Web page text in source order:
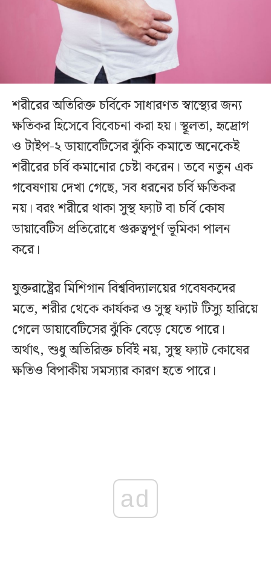
শরীরের অতিরিক্ত চর্বিকে সাধারণত স্বাস্থ্যের জন্য
ক্ষতিকর হিসেবে বিবেচনা করা হয়। স্থূলতা, হৃদ্রোগ
ও টাইপ-২ ডায়াবেটিসের ঝুঁকি কমাতে অনেকেই
শরীরের চর্বি কমানোর চেষ্টা করেন। তবে নতুন এক
গবেষণায় দেখা গেছে, সব ধরনের চর্বি ক্ষতিকর
নয়। বরং শরীরে থাকা সুস্থ ফ্যাট বা চর্বি কোষ
ডায়াবেটিস প্রতিরোধে গুরুত্বপূর্ণ ভূমিকা পালন
করে।
যুক্তরাষ্ট্রের মিশিগান বিশ্ববিদ্যালয়ের গবেষকদের
মতে, শরীর থেকে কার্যকর ও সুস্থ ফ্যাট টিস্যু হারিয়ে
গেলে ডায়াবেটিসের ঝুঁকি বেড়ে যেতে পারে।
অর্থাৎ, শুধু অতিরিক্ত চর্বিই নয়, সুস্থ ফ্যাট কোষের
ক্ষতিও বিপাকীয় সমস্যার কারণ হতে পারে।
ad